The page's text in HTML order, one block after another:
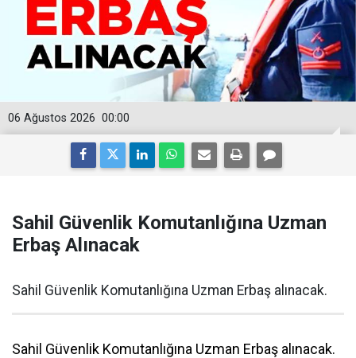
00:00
06 Ağustos 2026
Sahil Güvenlik Komutanlığına Uzman
Erbaş Alınacak
Sahil Güvenlik Komutanlığına Uzman Erbaş alınacak.
Sahil Güvenlik Komutanlığına Uzman Erbaş alınacak.